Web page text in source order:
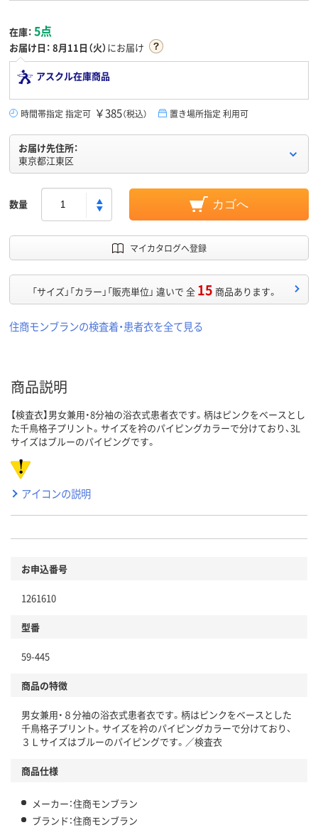
在庫： 5点
お届け日： 8月11日（火）にお届け
アスクル在庫商品
時間帯指定 指定可 ￥385（税込） 置き場所指定 利用可
お届け先住所：
東京都江東区
数量 カゴへ
マイカタログへ登録
「サイズ」「カラー」「販売単位」 違いで 全 15 商品あります。
住商モンブランの検査着・患者衣を全て見る
商品説明
【検査衣】男女兼用・8分袖の浴衣式患者衣です。柄はピンクをベースとし
た千鳥格子プリント。サイズを衿のパイピングカラーで分けており、3L
サイズはブルーのパイピングです。
アイコンの説明
お申込番号
1261610
型番
59-445
商品の特徴
男女兼用・８分袖の浴衣式患者衣です。柄はピンクをベースとした
千鳥格子プリント。サイズを衿のパイピングカラーで分けており、
３Ｌサイズはブルーのパイピングです。／検査衣
商品仕様
メーカー：住商モンブラン
ブランド：住商モンブラン